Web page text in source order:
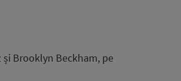
Brooklyn Beckham, pe